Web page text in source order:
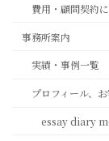
費用・顧問契約
事務所案内
実績・事例一覧
プロフィール、
essay diary